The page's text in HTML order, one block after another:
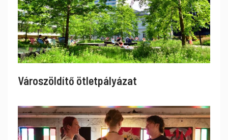
Városzöldítő ötletpályázat